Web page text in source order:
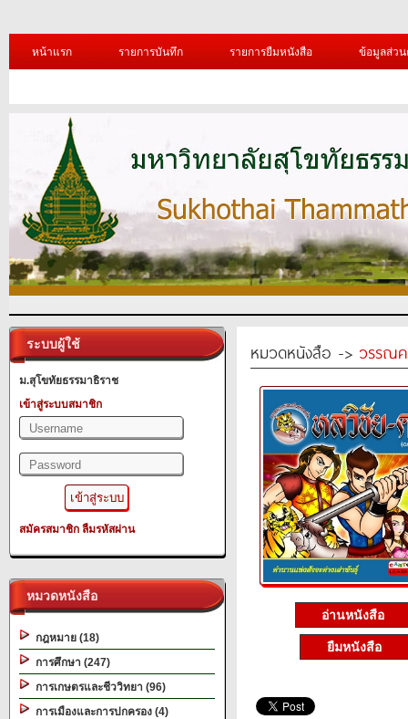
หน้าแรก รายการบันทึก รายการยืมหนังสือ ข้อมูลส่ว
ระบบผู้ใช้
ม.สุโขทัยธรรมาธิราช
เข้าสู่ระบบสมาชิก
สมัครสมาชิก ลืมรหัสผ่าน
หมวดหนังสือ
กฎหมาย (18)
การศึกษา (247)
การเกษตรและชีววิทยา (96)
การเมืองและการปกครอง (4)
หมวดหนังสือ -> วรรณ
อ่านหนังสือ
ยืมหนังสือ